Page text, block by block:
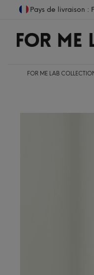
Pays de livraison :
FOR ME LAB